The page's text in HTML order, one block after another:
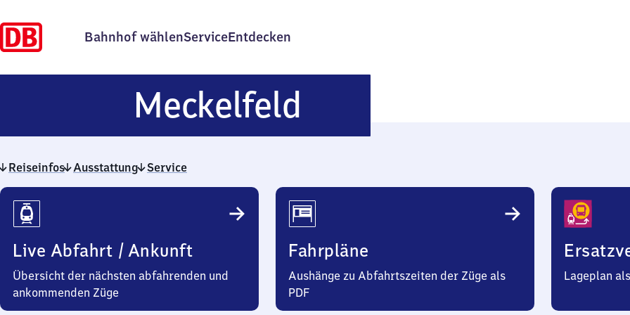
Bahnhof wählenServiceEntdecken
Meckelfeld
Reiseinfos Ausstattung Service
Reiseinfos
Live Abfahrt / Ankunft
Übersicht der nächsten abfahrenden und
ankommenden Züge
Fahrpläne
Aushänge zu Abfahrtszeiten der Züge als
PDF
Lageplan